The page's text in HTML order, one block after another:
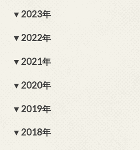
2023年
2022年
2021年
2020年
2019年
2018年